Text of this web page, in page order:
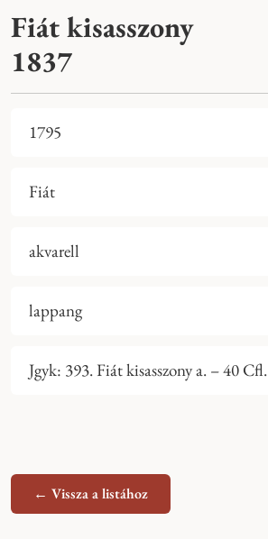
Fiát kisasszony
1837
1795
Fiát
akvarell
lappang
Jgyk: 393. Fiát kisasszony a. – 40 Cfl.
← Vissza a listához